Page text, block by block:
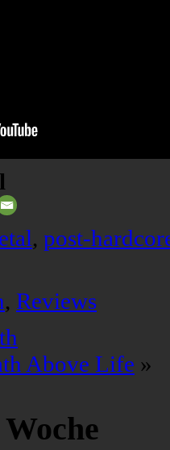
, post-
, Reviews
Above Life »